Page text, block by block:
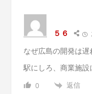
５６
なぜ広島の開発は遅
駅にしろ、商業施設
0 返信